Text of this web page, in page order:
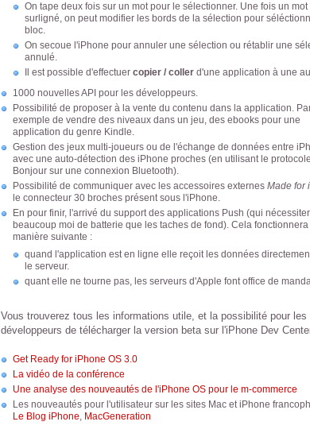
On tape deux fois sur un mot pour le sélectionner. Une fois un mot
surligné, on peut modifier les bords de la sélection pour
bloc.
On secoue l'iPhone pour annuler une sélection ou rétablir une
annulé.
Il est possible d'effectuer copier / coller d'une application à une
1000 nouvelles API pour les développeurs.
Possibilité de proposer à la vente du contenu dans la application.
exemple de vendre des niveaux dans un jeu, des ebooks pour une
application du genre Kindle.
Gestion des jeux multi-joueurs ou de l'échange de données entre
avec une auto-détection des iPhone proches (en utilisant le protocole
Bonjour sur une connexion Bluetooth).
Possibilité de communiquer avec les accessoires externes Made for
le connecteur 30 broches présent sous l'iPhone.
En pour finir, l'arrivé du support des applications Push (qui
beaucoup moi de batterie que les taches de fond). Cela
manière suivante :
quand l'application est en ligne elle reçoit les données
le serveur.
quant elle ne tourne pas, les serveurs d'Apple font office de
Vous trouverez tous les informations utile, et la possibilité pour les
développeurs de télécharger la version beta sur l'iPhone Dev
Get Ready for iPhone OS 3.0
La vidéo de la conférence
Une analyse des nouveautés de l'iPhone OS pour le m-commerce
Les nouveautés pour l'utilisateur sur les sites Mac et iPhone
Le Blog iPhone, MacGeneration